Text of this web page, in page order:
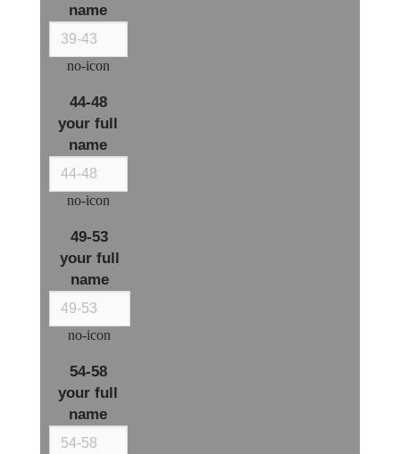
name
no-icon
44-48
your full
name
no-icon
49-53
your full
name
no-icon
54-58
your full
name